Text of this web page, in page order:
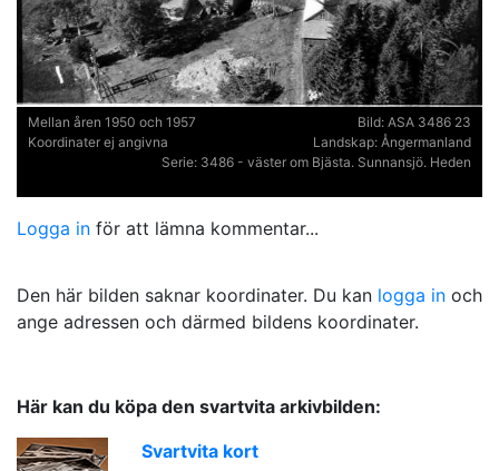
Mellan åren 1950 och 1957 Bild: ASA 3486 23
Landskap: Ångermanland
Koordinater ej angivna
Serie: 3486 - väster om Bjästa. Sunnansjö. Heden
Logga in för att lämna kommentar...
Den här bilden saknar koordinater. Du kan logga in och
ange adressen och därmed bildens koordinater.
Här kan du köpa den svartvita arkivbilden:
Svartvita kort